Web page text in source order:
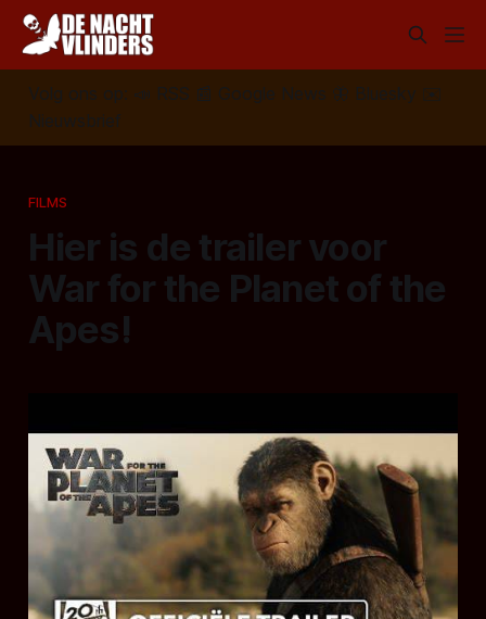
Volg ons op: 📣 RSS 📰 Google News 🦋 Bluesky
✉️
Nieuwsbrief
FILMS
Hier is de trailer voor
War for the Planet of the
Apes!